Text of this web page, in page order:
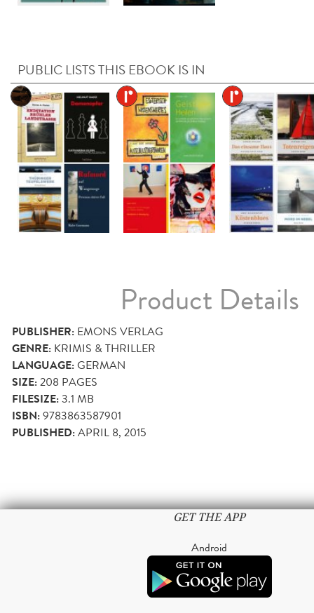
PUBLIC LISTS THIS EBOOK IS IN
Product Details
PUBLISHER: EMONS VERLAG
GENRE: KRIMIS & THRILLER
LANGUAGE:GERMAN
SIZE:208 PAGES
FILESIZE:3.1 MB
ISBN:9783863587901
PUBLISHED:APRIL 8, 2015
GET THE APP
Android